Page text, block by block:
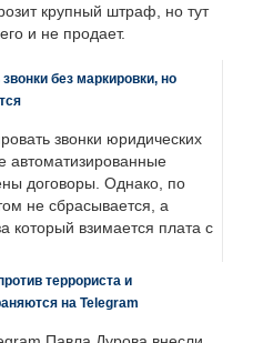
крупный штраф, но тут
и не продает.
без маркировки, но
звонки юридических
автоматизированные
договоры. Однако, по
не сбрасывается, а
который взимается плата с
террориста и
на Telegram